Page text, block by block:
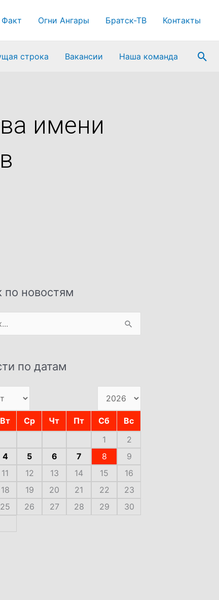
Факт Огни Ангары Братск-ТВ Контакты
строка Вакансии Наша команда
имени
по новостям
по датам
Вт Ср Чт Пт Сб
Вс
1
2
4 5 6 7 8
9
11 12 13 14 15
16
18 19 20 21 22
23
25 26 27 28 29
30